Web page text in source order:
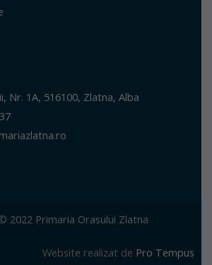
Nr. 1A, 516100, Zlatna, Alba
2022 Primaria Orasului Zlatna
Website realizat de Pro Tempus